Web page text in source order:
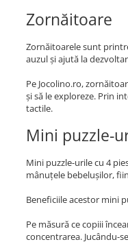
Zornăitoare
Zornăitoarele sunt
auzul și ajută la
Pe Jocolino.ro,
și să le exploreze. Prin
tactile.
Mini puzzle-
Mini puzzle-urile cu 4
mânuțele bebelușilor,
Beneficiile acestor mini
Pe măsură ce copiii
concentrarea. Jucându-